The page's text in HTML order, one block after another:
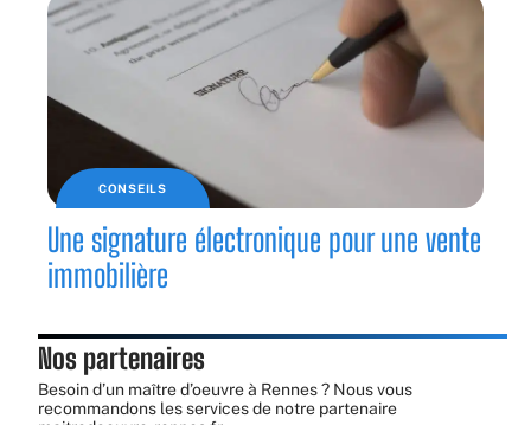
CONSEILS
Une signature électronique pour une vente
immobilière
Nos partenaires
Besoin d’un maître d’oeuvre à Rennes ? Nous vous
recommandons les services de notre partenaire